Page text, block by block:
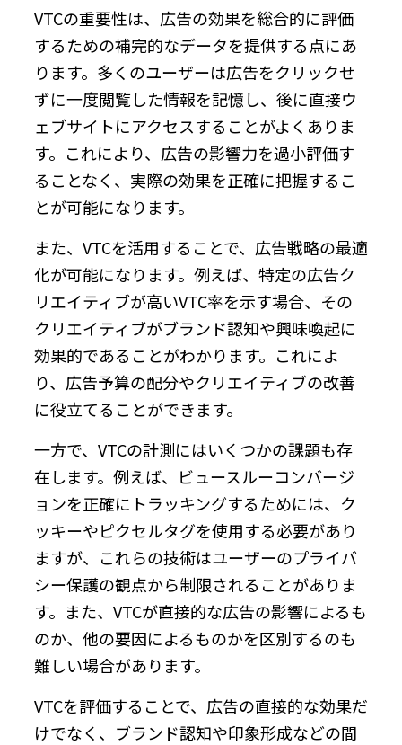
VTCの重要性は、広告の効果を総合的に評価
するための補完的なデータを提供する点にあ
ります。多くのユーザーは広告をクリックせ
ずに一度閲覧した情報を記憶し、後に直接ウ
ェブサイトにアクセスすることがよくありま
す。これにより、広告の影響力を過小評価す
ることなく、実際の効果を正確に把握するこ
とが可能になります。
また、VTCを活用することで、広告戦略の最適
化が可能になります。例えば、特定の広告ク
リエイティブが高いVTC率を示す場合、その
クリエイティブがブランド認知や興味喚起に
効果的であることがわかります。これによ
り、広告予算の配分やクリエイティブの改善
に役立てることができます。
一方で、VTCの計測にはいくつかの課題も存
在します。例えば、ビュースルーコンバージ
ョンを正確にトラッキングするためには、ク
ッキーやピクセルタグを使用する必要があり
ますが、これらの技術はユーザーのプライバ
シー保護の観点から制限されることがありま
す。また、VTCが直接的な広告の影響によるも
のか、他の要因によるものかを区別するのも
難しい場合があります。
VTCを評価することで、広告の直接的な効果だ
けでなく、ブランド認知や印象形成などの間